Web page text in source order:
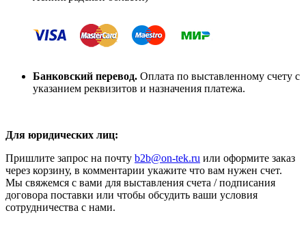
Банковский перевод. Оплата по выставленному счету с
указанием реквизитов и назначения платежа.
Для юридических лиц:
Пришлите запрос на почту b2b@on-tek.ru или оформите заказ
через корзину, в комментарии укажите что вам нужен счет.
Мы свяжемся с вами для выставления счета / подписания
договора поставки или чтобы обсудить ваши условия
сотрудничества с нами.